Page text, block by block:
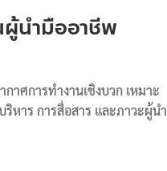
นำมืออาชีพ
ศการทำงานเชิงบวก เหมาะ
หาร การสื่อสาร และภาวะผู้นำ